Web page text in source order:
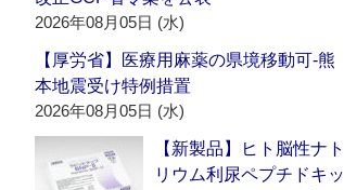
2026年08月05日 (水)
【厚労省】医療用麻薬の県境移動可‐熊
本地震受け特例措置
2026年08月05日 (水)
【新製品】ヒト脳性ナト
リウム利尿ペプチドキッ